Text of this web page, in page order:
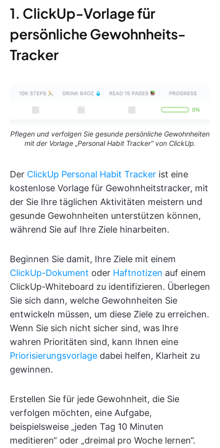
1. ClickUp-Vorlage für
persönliche Gewohnheits-
Tracker
Pflegen und verfolgen Sie gesunde persönliche Gewohnheiten
mit der Vorlage „Personal Habit Tracker“ von ClickUp.
Der ClickUp Personal Habit Tracker ist eine
kostenlose Vorlage für Gewohnheitstracker, mit
der Sie Ihre täglichen Aktivitäten meistern und
gesunde Gewohnheiten unterstützen können,
während Sie auf Ihre Ziele hinarbeiten.
Beginnen Sie damit, Ihre Ziele mit einem
ClickUp-Dokument oder Haftnotizen auf einem
ClickUp-Whiteboard zu identifizieren. Überlegen
Sie sich dann, welche Gewohnheiten Sie
entwickeln müssen, um diese Ziele zu erreichen.
Wenn Sie sich nicht sicher sind, was Ihre
wahren Prioritäten sind, kann Ihnen eine
Priorisierungsvorlage dabei helfen, Klarheit zu
gewinnen.
Erstellen Sie für jede Gewohnheit, die Sie
verfolgen möchten, eine Aufgabe,
beispielsweise „jeden Tag 10 Minuten
meditieren“ oder „dreimal pro Woche lernen“.